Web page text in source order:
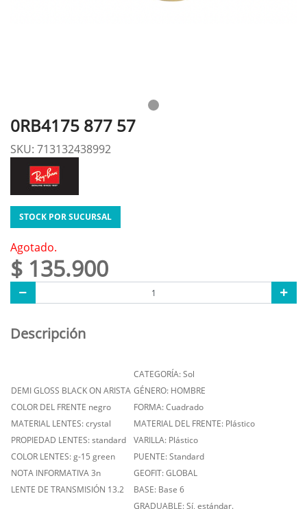
0RB4175 877 57
SKU: 713132438992
STOCK POR SUCURSAL
Agotado.
$ 135.900
Descripción
DEMI GLOSS BLACK ON ARISTA
COLOR DEL FRENTE negro
MATERIAL LENTES: crystal
PROPIEDAD LENTES: standard
COLOR LENTES: g-15 green
NOTA INFORMATIVA 3n
LENTE DE TRANSMISIÓN 13.2
CATEGORÍA: Sol
GÉNERO: HOMBRE
FORMA: Cuadrado
MATERIAL DEL FRENTE: Plástico
VARILLA: Plástico
PUENTE: Standard
GEOFIT: GLOBAL
BASE: Base 6
GRADUABLE: Sí, estándar.